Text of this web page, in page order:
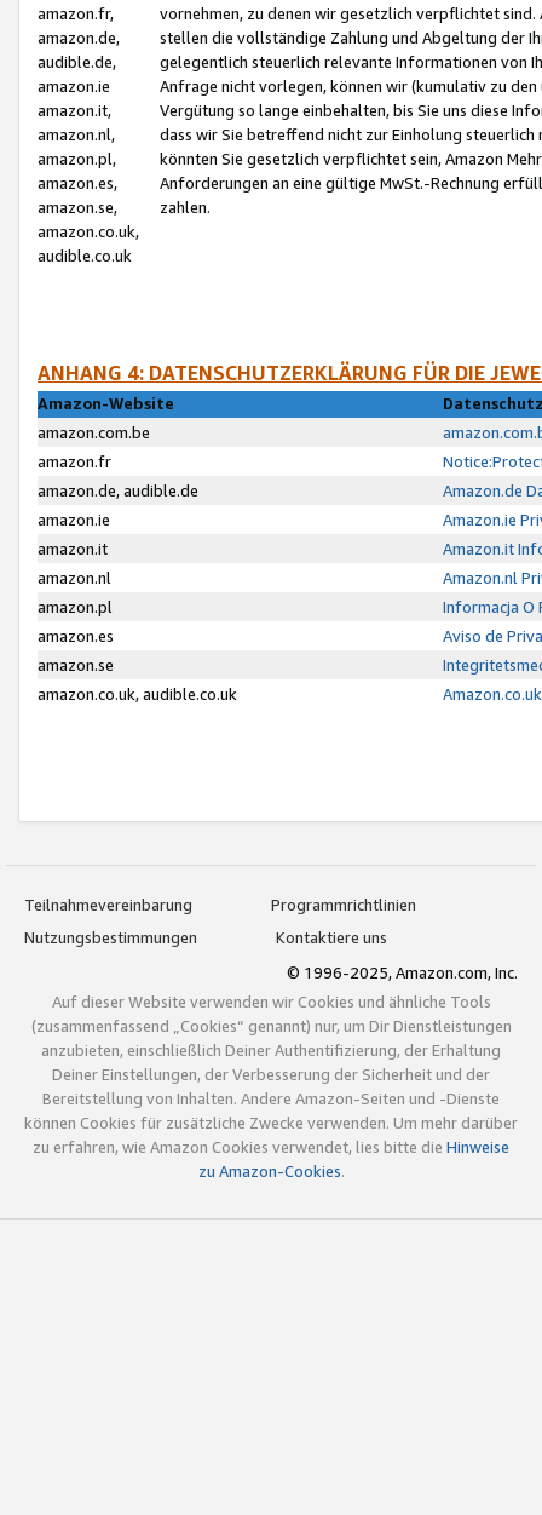
amazon.fr,
amazon.de,
audible.de,
amazon.ie
amazon.it,
amazon.nl,
amazon.pl,
amazon.es,
amazon.se,
amazon.co.uk,
audible.co.uk
vornehmen, zu denen wir gesetzlich verpflichtet
stellen die vollständige Zahlung und Abgeltung der
gelegentlich steuerlich relevante Informationen von
Anfrage nicht vorlegen, können wir (kumulativ zu
Vergütung so lange einbehalten, bis Sie uns diese
dass wir Sie betreffend nicht zur Einholung
könnten Sie gesetzlich verpflichtet sein, Amazon
Anforderungen an eine gültige MwSt.-Rechnung
zahlen.
ANHANG 4: DATENSCHUTZERKLÄRUNG FÜR DIE
Amazon-Website
amazon.com.be
amazon.fr
amazon.de, audible.de
Amazon.de
amazon.ie
Amazon.ie
amazon.it
Amazon.it
amazon.nl
Amazon.nl
amazon.pl
Informacja O
amazon.es
Aviso de
amazon.se
amazon.co.uk, audible.co.uk
Teilnahmevereinbarung
Programmrichtlinien
Nutzungsbestimmungen
Kontaktiere uns
© 1996-2025, Amazon.com, Inc.
Auf dieser Website verwenden wir Cookies und ähnliche Tools
(zusammenfassend „Cookies“ genannt) nur, um Dir Dienstleistungen
anzubieten, einschließlich Deiner Authentifizierung, der Erhaltung
Deiner Einstellungen, der Verbesserung der Sicherheit und der
Bereitstellung von Inhalten. Andere Amazon-Seiten und -Dienste
können Cookies für zusätzliche Zwecke verwenden. Um mehr darüber
zu erfahren, wie Amazon Cookies verwendet, lies bitte die Hinweise
zu Amazon-Cookies.